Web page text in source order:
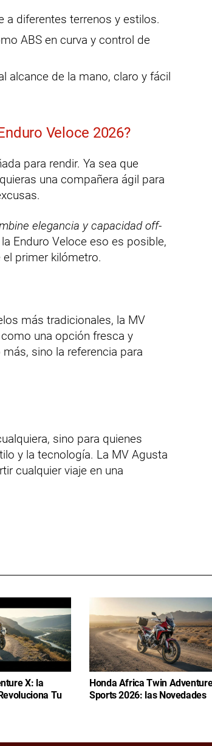
a diferentes terrenos y estilos.
ABS en curva y control de
alcance de la mano, claro y fácil
Veloce 2026?
para rendir. Ya sea que
una compañera ágil para
elegancia y capacidad off-
Enduro Veloce eso es posible,
primer kilómetro.
más tradicionales, la MV
una opción fresca y
sino la referencia para
sino para quienes
y la tecnología. La MV Agusta
cualquier viaje en una
X: la
Tu
Honda Africa Twin
Sports 2026: las Novedades